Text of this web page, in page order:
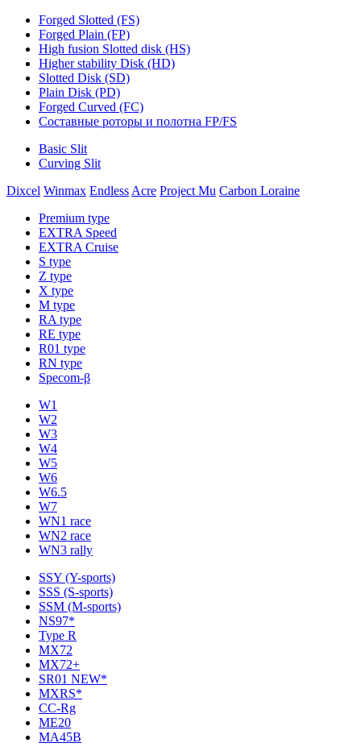
Forged Slotted (FS)
Forged Plain (FP)
High fusion Slotted disk (HS)
Higher stability Disk (HD)
Slotted Disk (SD)
Plain Disk (PD)
Forged Curved (FC)
Составные роторы и полотна FP/FS
Basic Slit
Curving Slit
Dixcel Winmax Endless Acre Project Mu Carbon Loraine
Premium type
EXTRA Speed
EXTRA Cruise
S type
Z type
X type
M type
RA type
RE type
R01 type
RN type
Specom-β
W1
W2
W3
W4
W5
W6
W6.5
W7
WN1 race
WN2 race
WN3 rally
SSY (Y-sports)
SSS (S-sports)
SSM (M-sports)
NS97*
Type R
MX72
MX72+
SR01 NEW*
MXRS*
CC-Rg
ME20
MA45B